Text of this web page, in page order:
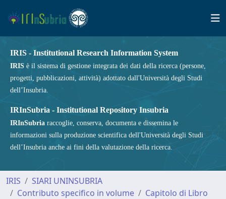
IRIS - Institutional Research Information System
IRIS è il sistema di gestione integrata dei dati della ricerca (persone,
progetti, pubblicazioni, attività) adottato dall'Università degli Studi
dell’Insubria.
IRInSubria - Institutional Repository Insubria
IRInSubria raccoglie, conserva, documenta e dissemina le
informazioni sulla produzione scientifica dell'Università degli Studi
dell’Insubria anche ai fini della valutazione della ricerca.
IRIS
SIARI UNINSUBRIA
Contributo specifico in volume
Capitolo di Libro